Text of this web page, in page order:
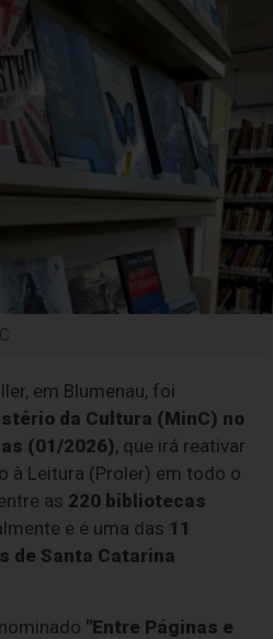
em Blumenau, foi
da Cultura (MinC) no
(01/2026), que irá reativar
à Leitura (Proler) em todo o
as 220 bibliotecas
e é uma das 11
de Santa Catarina
"Entre Páginas e